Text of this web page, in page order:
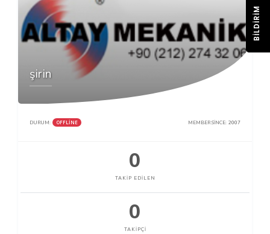
şirin
DURUM: OFFLINE MEMBER SINCE: 2007
0
TAKIP EDILEN
0
TAKIPÇI
BILDIRIM